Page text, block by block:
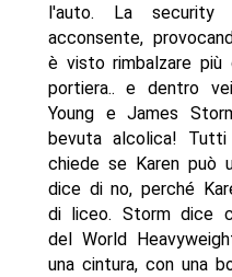
l'auto. La
acconsente,
è visto rimbalzare più
portiera.. e dentro
Young e James
bevuta alcolica!
chiede se Karen può
dice di no, perché
di liceo. Storm dice
del World
una cintura, con una